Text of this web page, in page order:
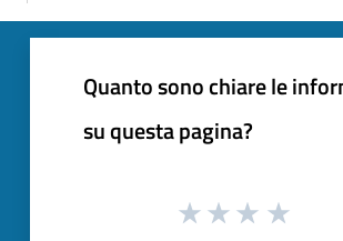
Quanto sono chiare le
su questa pagina?